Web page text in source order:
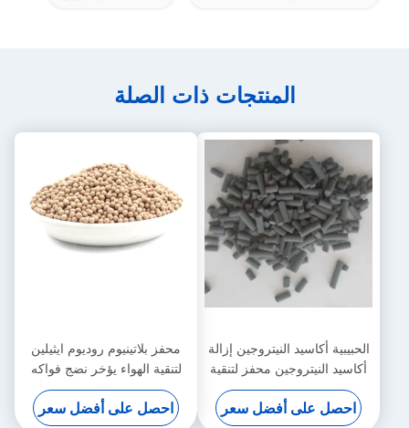
المنتجات ذات الصلة
الحبيبية أكاسيد النيتروجين إزالة
أكاسيد النيتروجين محفز لتنقية
الهواء لتنظيف المصنع
احصل على أفضل سعر
محفز بلاتينيوم روديوم ايثيلين
لتنقية الهواء يؤخر نضج فواكه
الخضروات
احصل على أفضل سعر